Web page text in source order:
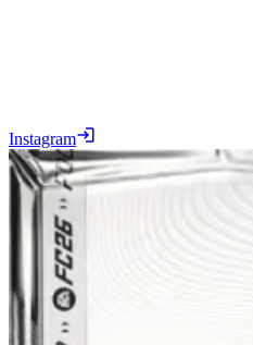
Instagram